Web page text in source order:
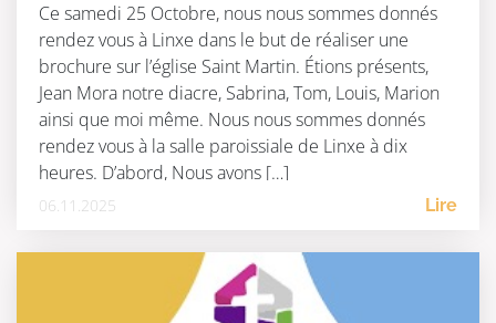
Ce samedi 25 Octobre, nous nous sommes donnés
rendez vous à Linxe dans le but de réaliser une
brochure sur l’église Saint Martin. Étions présents,
Jean Mora notre diacre, Sabrina, Tom, Louis, Marion
ainsi que moi même. Nous nous sommes donnés
rendez vous à la salle paroissiale de Linxe à dix
heures. D’abord, Nous avons […]
06.11.2025 Lire